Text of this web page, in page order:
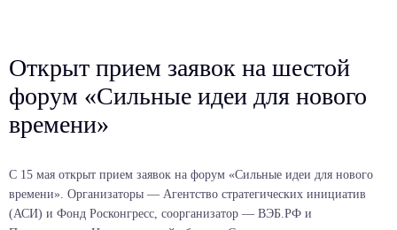
Открыт прием заявок на шестой
форум «Сильные идеи для нового
времени»
С 15 мая открыт прием заявок на форум «Сильные идеи для нового
времени». Организаторы — Агентство стратегических инициатив
(АСИ) и Фонд Росконгресс, соорганизатор — ВЭБ.РФ и